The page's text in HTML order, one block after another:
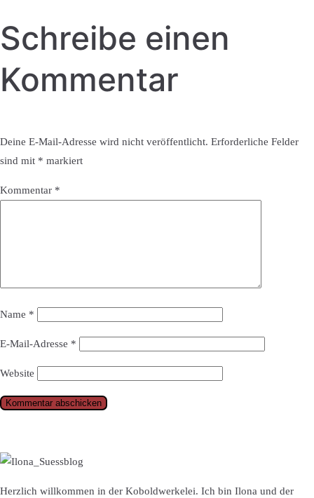
Schreibe einen
Kommentar
Deine E-Mail-Adresse wird nicht veröffentlicht. Erforderliche Felder
sind mit * markiert
Kommentar *
Name *
E-Mail-Adresse *
Website
Herzlich willkommen in der Koboldwerkelei. Ich bin Ilona und der